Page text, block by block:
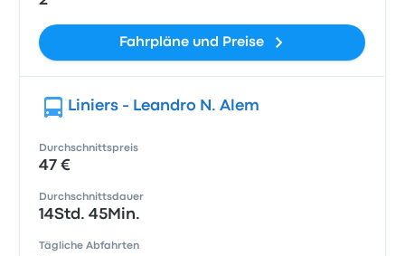
Fahrpläne und Preise
Liniers - Leandro N. Alem
Durchschnittspreis
47 €
Durchschnittsdauer
14Std. 45Min.
Tägliche Abfahrten